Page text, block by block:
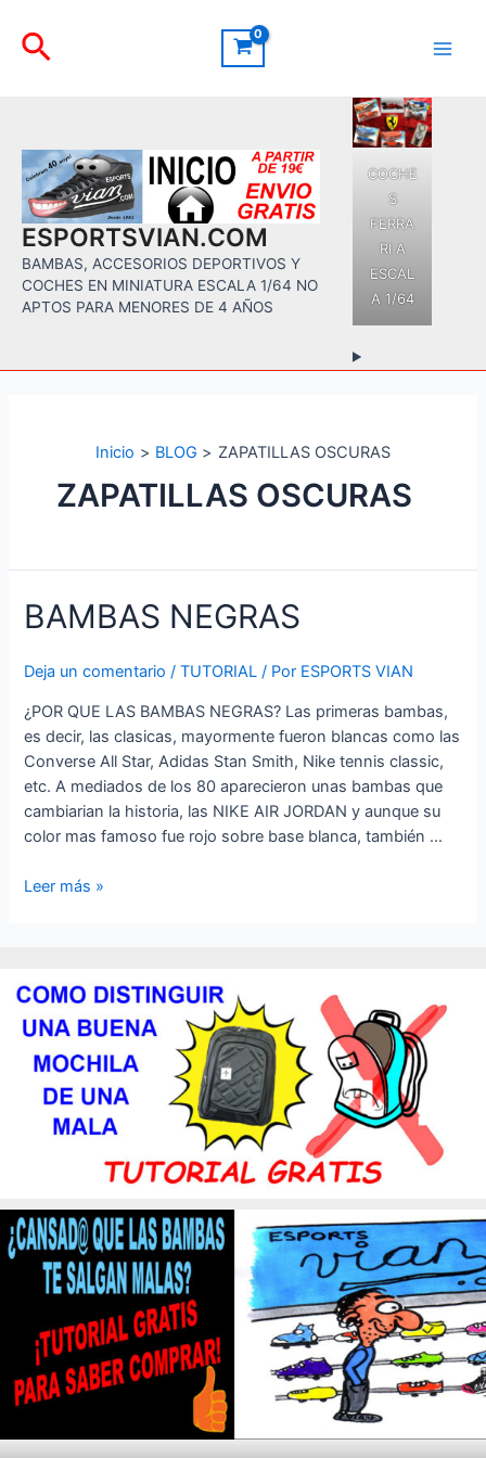
contenido
Buscar
ESPORTSVIAN.COM
BAMBAS, ACCESORIOS DEPORTIVOS Y
COCHES EN MINIATURA ESCALA 1/64 NO
APTOS PARA MENORES DE 4 AÑOS
COCHE
S
FERRA
RI A
ESCAL
A 1/64
Inicio BLOG ZAPATILLAS OSCURAS
ZAPATILLAS OSCURAS
BAMBAS NEGRAS
Deja un comentario /TUTORIAL / Por ESPORTS VIAN
¿POR QUE LAS BAMBAS NEGRAS? Las primeras bambas,
es decir, las clasicas, mayormente fueron blancas como las
Converse All Star, Adidas Stan Smith, Nike tennis classic,
etc. A mediados de los 80 aparecieron unas bambas que
cambiarian la historia, las NIKE AIR JORDAN y aunque su
color mas famoso fue rojo sobre base blanca, también …
BAMBAS
Leer más »